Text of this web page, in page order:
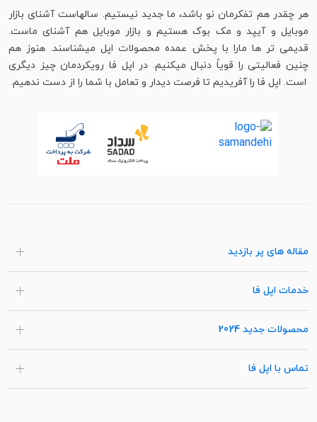
هر چقدر هم تفکرمان نو باشد، ما جدید نیستیم. سالهاست آشنای بازار
موبایل و آیپد و مک بوک هستیم و بازار موبایل هم آشنای ماست.
قدیمی تر ها مارا با پخش عمده محصولات اپل میشناسند. هنوز هم
چنین فعالیتی را قویاً دنبال میکنیم. در اپل فا رویکردمان چیز دیگری
است. اپل فا را آفریدیم تا فرصت دیدار و تعامل با شما را از دست ندهیم.
مقاله های پر بازدید
خدمات اپل فا
محصولات جدید 2024
تماس با اپل فا